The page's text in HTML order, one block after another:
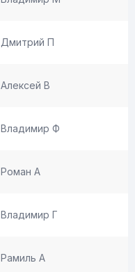
Дмитрий П
Алексей В
Владимир Ф
Роман А
Владимир Г
Рамиль А